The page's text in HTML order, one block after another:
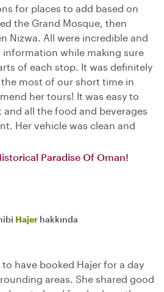
for places to add based on
the Grand Mosque, then
Nizwa. All were incredible and
while making sure
of each stop. It was definitely
most of our short time in
her tours! It was easy to
all the food and beverages
Her vehicle was clean and
Paradise Of Oman!
Hajer hakkında
to have booked Hajer for a day
areas. She shared good